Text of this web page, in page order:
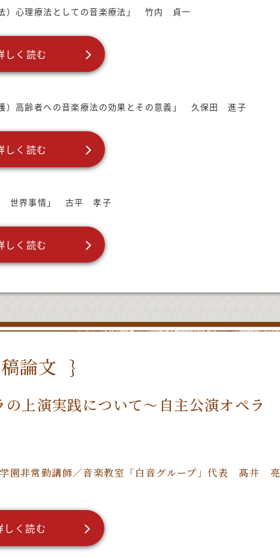
）心理療法としての音楽療法」 竹内 貞一
しく読む
）高齢者への音楽療法の効果とその意義」 久保田 進子
しく読む
世界事情」 古平 孝子
しく読む
論文
上演実践について～自主公演オペラ
園非常勤講師／音楽教室「白音グループ」代表 髙井 亮
しく読む